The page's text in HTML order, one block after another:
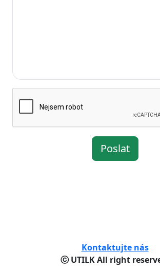
Poslat
Kontaktujte nás
ⓒ UTILK All right